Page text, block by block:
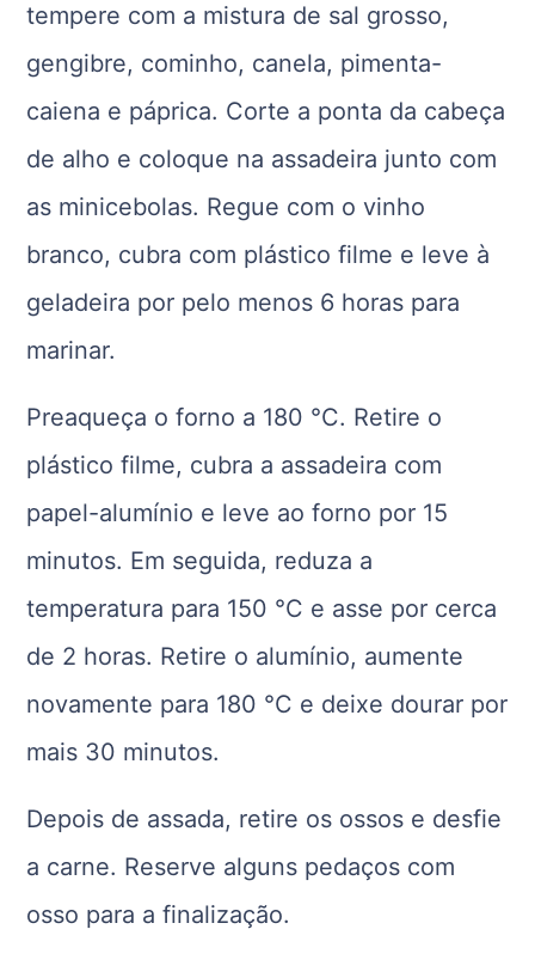
tempere com a mistura de sal grosso,
gengibre, cominho, canela, pimenta-
caiena e páprica. Corte a ponta da cabeça
de alho e coloque na assadeira junto com
as minicebolas. Regue com o vinho
branco, cubra com plástico filme e leve à
geladeira por pelo menos 6 horas para
marinar.
Preaqueça o forno a 180 °C. Retire o
plástico filme, cubra a assadeira com
papel-alumínio e leve ao forno por 15
minutos. Em seguida, reduza a
temperatura para 150 °C e asse por cerca
de 2 horas. Retire o alumínio, aumente
novamente para 180 °C e deixe dourar por
mais 30 minutos.
Depois de assada, retire os ossos e desfie
a carne. Reserve alguns pedaços com
osso para a finalização.